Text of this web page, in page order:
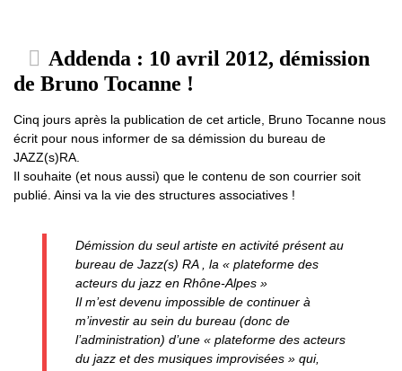
Addenda : 10 avril 2012, démission
de Bruno Tocanne !
Cinq jours après la publication de cet article, Bruno Tocanne nous
écrit pour nous informer de sa démission du bureau de
JAZZ(s)RA.
Il souhaite (et nous aussi) que le contenu de son courrier soit
publié. Ainsi va la vie des structures associatives !
Démission du seul artiste en activité présent au
bureau de Jazz(s) RA , la « plateforme des
acteurs du jazz en Rhône-Alpes »
Il m’est devenu impossible de continuer à
m’investir au sein du bureau (donc de
l’administration) d’une « plateforme des acteurs
du jazz et des musiques improvisées » qui,